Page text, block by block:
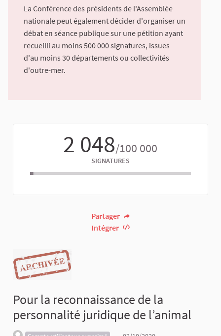
La Conférence des présidents de l'Assemblée
nationale peut également décider d'organiser un
débat en séance publique sur une pétition ayant
recueilli au moins 500 000 signatures, issues
d'au moins 30 départements ou collectivités
d'outre-mer.
2 048/100 000
SIGNATURES
Partager
Intégrer
Pour la reconnaissance de la
personnalité juridique de l’animal